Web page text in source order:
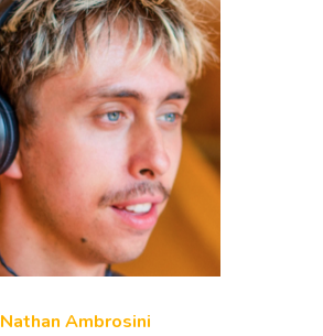
Nathan Ambrosini